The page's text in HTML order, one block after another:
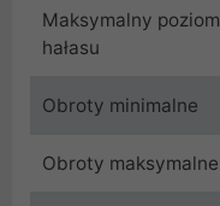
Maksymalny poziom
hałasu
Obroty minimalne
Obroty maksymalne